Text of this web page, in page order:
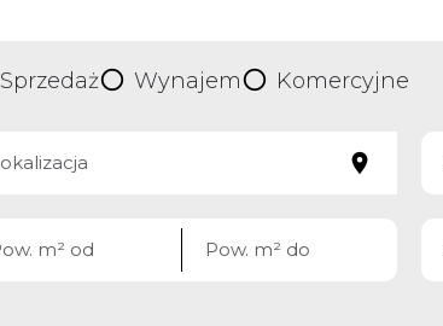
Sprzedaż Wynajem Komercyjne